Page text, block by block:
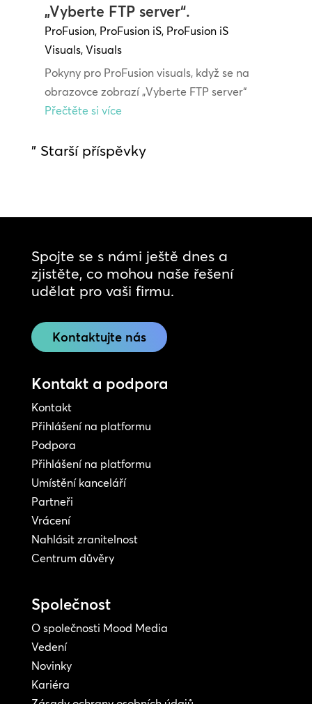
„Vyberte FTP server“.
ProFusion, ProFusion iS, ProFusion iS
Visuals, Visuals
Pokyny pro ProFusion visuals, když se na
obrazovce zobrazí „Vyberte FTP server“
Přečtěte si více
" Starší příspěvky
Spojte se s námi ještě dnes a
zjistěte, co mohou naše řešení
udělat pro vaši firmu.
Kontaktujte nás
Kontakt a podpora
Kontakt
Přihlášení na platformu
Podpora
Přihlášení na platformu
Umístění kanceláří
Partneři
Vrácení
Nahlásit zranitelnost
Centrum důvěry
Společnost
O společnosti Mood Media
Vedení
Novinky
Kariéra